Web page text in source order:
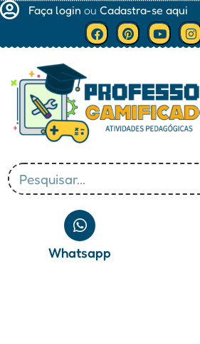
Faça login ou Cadastra-se aqui
Whatsapp